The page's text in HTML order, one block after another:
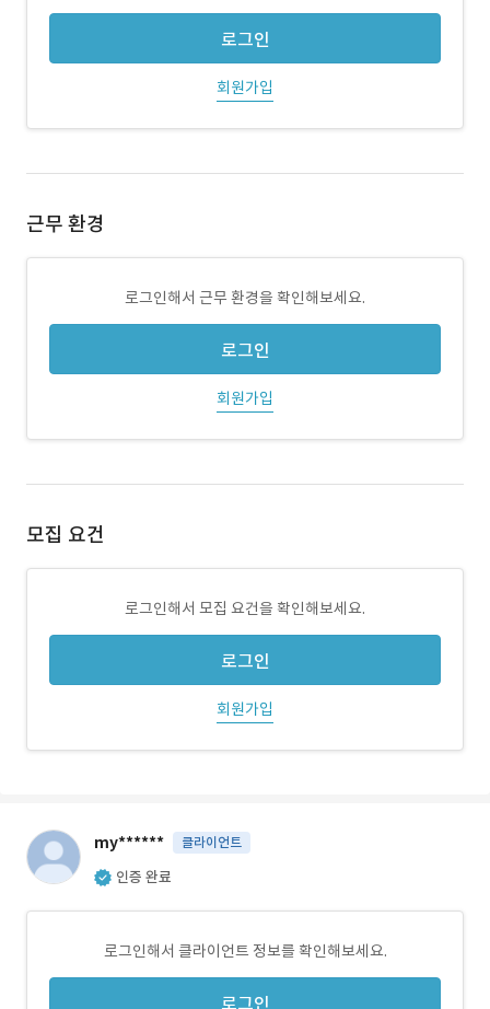
로그인
회원가입
근무 환경
로그인해서 근무 환경을 확인해보세요.
로그인
회원가입
모집 요건
로그인해서 모집 요건을 확인해보세요.
로그인
회원가입
my****** 클라이언트
인증 완료
로그인해서 클라이언트 정보를 확인해보세요.
로그인